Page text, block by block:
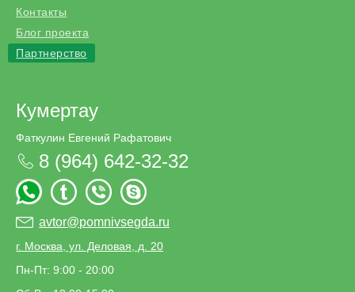
Контакты
Блог проекта
Партнерство
Кумертау
Фаткулин Евгений Рафатович
8 (964) 642-32-32
avtor@pomnivsegda.ru
г. Москва, ул. Деловая, д. 20
Пн-Пт: 9:00 - 20:00